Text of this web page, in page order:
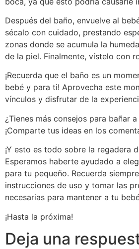
Después del baño, envuelve al
sécalo con cuidado, prestando
zonas donde se acumula la
de la piel. Finalmente, vístelo con
¡Recuerda que el baño es un
bebé y para ti! Aprovecha este
vínculos y disfrutar de la
¿Tienes más consejos para bañar
¡Comparte tus ideas en los
¡Y esto es todo sobre la regadera
Esperamos haberte ayudado a
para tu pequeño. Recuerda
instrucciones de uso y tomar las
necesarias para mantener a tu
¡Hasta la próxima!
Deja una